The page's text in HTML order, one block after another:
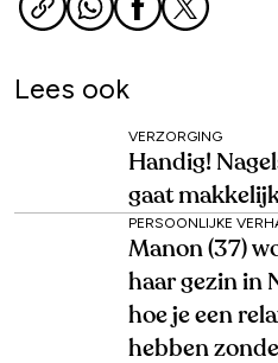
Lees ook
VERZORGING
Handig!
gaat
PERSOONLIJKE
Manon (37)
haar gezin in
hoe je een
hebben